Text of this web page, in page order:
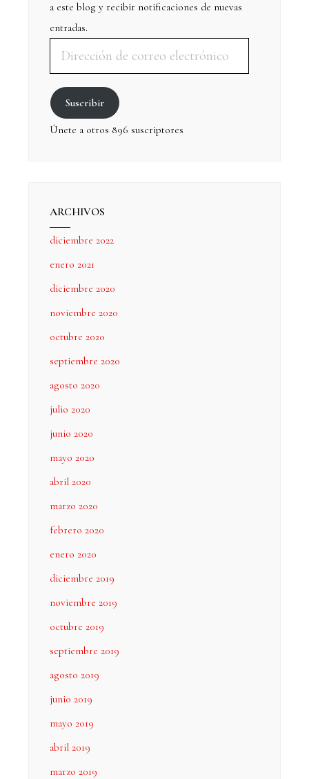
a este blog y recibir notificaciones de nuevas
entradas.
Suscribir
Únete a otros 896 suscriptores
ARCHIVOS
diciembre 2022
enero 2021
diciembre 2020
noviembre 2020
octubre 2020
septiembre 2020
agosto 2020
julio 2020
junio 2020
mayo 2020
abril 2020
marzo 2020
febrero 2020
enero 2020
diciembre 2019
noviembre 2019
octubre 2019
septiembre 2019
agosto 2019
junio 2019
mayo 2019
abril 2019
marzo 2019